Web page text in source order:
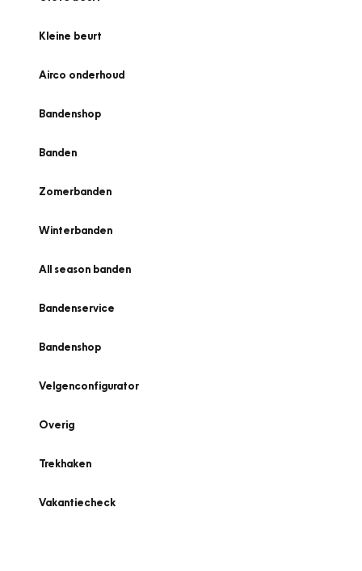
Kleine beurt
Airco onderhoud
Bandenshop
Banden
Zomerbanden
Winterbanden
All season banden
Bandenservice
Bandenshop
Velgenconfigurator
Overig
Trekhaken
Vakantiecheck